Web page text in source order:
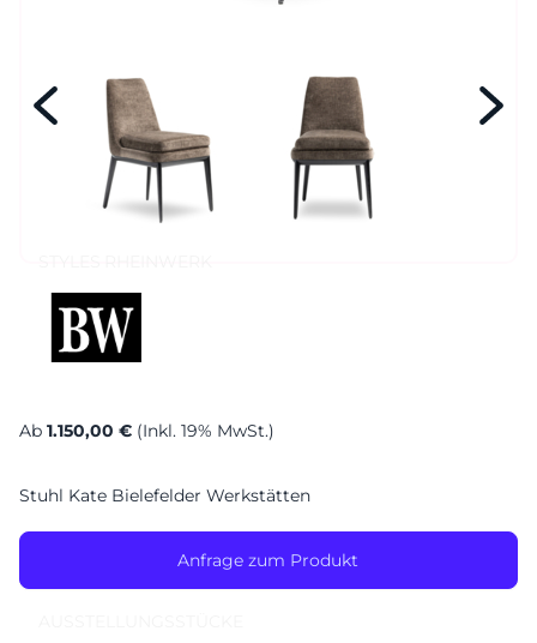
Ab 1.150,00 € (Inkl. 19% MwSt.)
Stuhl Kate Bielefelder Werkstätten
Anfrage zum Produkt